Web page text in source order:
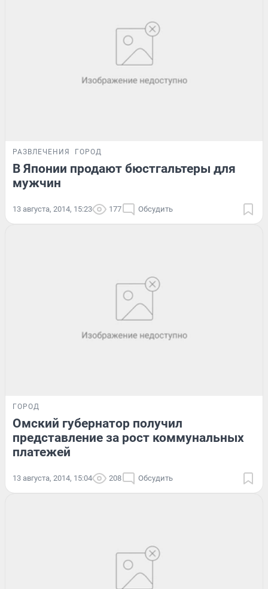
РАЗВЛЕЧЕНИЯ ГОРОД
В Японии продают бюстгальтеры для
мужчин
13 августа, 2014, 15:23 177 Обсудить
ГОРОД
Омский губернатор получил
представление за рост коммунальных
платежей
13 августа, 2014, 15:04 208 Обсудить